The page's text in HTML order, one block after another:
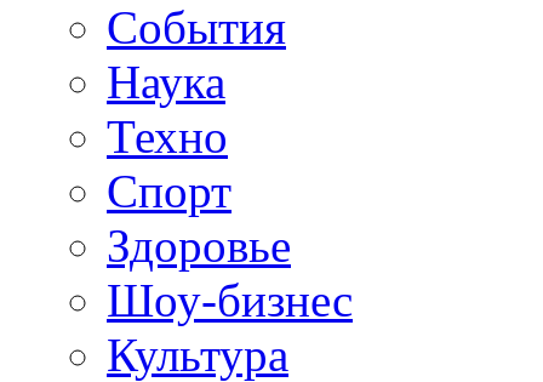
События
Наука
Техно
Спорт
Здоровье
Шоу-бизнес
Культура